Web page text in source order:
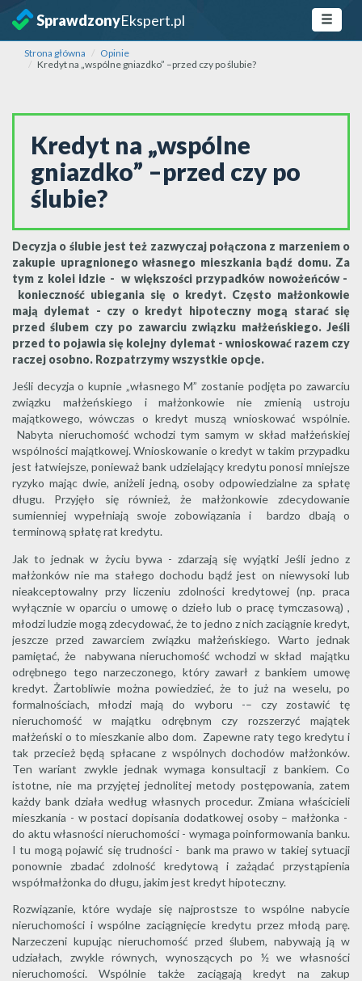
SprawdzonyEkspert.pl
Strona główna
Opinie
Kredyt na „wspólne gniazdko” –przed czy po ślubie?
Kredyt na „wspólne
gniazdko” –przed czy po
ślubie?
Decyzja o ślubie jest też zazwyczaj połączona z marzeniem o
zakupie upragnionego własnego mieszkania bądź domu. Za
tym z kolei idzie - w większości przypadków nowożeńców -
konieczność ubiegania się o kredyt. Często małżonkowie
mają dylemat - czy o kredyt hipoteczny mogą starać się
przed ślubem czy po zawarciu związku małżeńskiego. Jeśli
przed to pojawia się kolejny dylemat - wnioskować razem czy
raczej osobno. Rozpatrzymy wszystkie opcje.
Jeśli decyzja o kupnie „własnego M” zostanie podjęta po zawarciu
związku małżeńskiego i małżonkowie nie zmienią ustroju
majątkowego, wówczas o kredyt muszą wnioskować wspólnie.
Nabyta nieruchomość wchodzi tym samym w skład małżeńskiej
wspólności majątkowej. Wnioskowanie o kredyt w takim przypadku
jest łatwiejsze, ponieważ bank udzielający kredytu ponosi mniejsze
ryzyko mając dwie, aniżeli jedną, osoby odpowiedzialne za spłatę
długu. Przyjęło się również, że małżonkowie zdecydowanie
sumienniej wypełniają swoje zobowiązania i bardzo dbają o
terminową spłatę rat kredytu.
Jak to jednak w życiu bywa - zdarzają się wyjątki Jeśli jedno z
małżonków nie ma stałego dochodu bądź jest on niewysoki lub
nieakceptowalny przy liczeniu zdolności kredytowej (np. praca
wyłącznie w oparciu o umowę o dzieło lub o pracę tymczasową) ,
młodzi ludzie mogą zdecydować, że to jedno z nich zaciągnie kredyt,
jeszcze przed zawarciem związku małżeńskiego. Warto jednak
pamiętać, że nabywana nieruchomość wchodzi w skład majątku
odrębnego tego narzeczonego, który zawarł z bankiem umowę
kredyt. Żartobliwie można powiedzieć, że to już na weselu, po
formalnościach, młodzi mają do wyboru -– czy zostawić tę
nieruchomość w majątku odrębnym czy rozszerzyć majątek
małżeński o to mieszkanie albo dom. Zapewne raty tego kredytu i
tak przecież będą spłacane z wspólnych dochodów małżonków.
Ten wariant zwykle jednak wymaga konsultacji z bankiem. Co
istotne, nie ma przyjętej jednolitej metody postępowania, zatem
każdy bank działa według własnych procedur. Zmiana właścicieli
mieszkania - w postaci dopisania dodatkowej osoby – małżonka -
do aktu własności nieruchomości - wymaga poinformowania banku.
I tu mogą pojawić się trudności - bank ma prawo w takiej sytuacji
ponownie zbadać zdolność kredytową i zażądać przystąpienia
współmałżonka do długu, jakim jest kredyt hipoteczny.
Rozwiązanie, które wydaje się najprostsze to wspólne nabycie
nieruchomości i wspólne zaciągnięcie kredytu przez młodą parę.
Narzeczeni kupując nieruchomość przed ślubem, nabywają ją w
udziałach, zwykle równych, wynoszących po ½ we własności
nieruchomości. Wspólnie także zaciągają kredyt na zakup